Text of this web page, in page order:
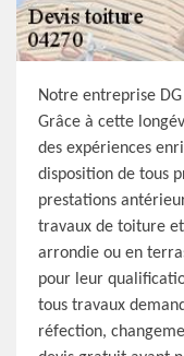
Notre entreprise
Grâce à cette
des expériences
disposition de tous
prestations
travaux de toiture
arrondie ou en
pour leur
tous travaux
réfection,